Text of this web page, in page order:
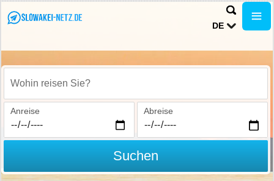
DE
Wohin reisen Sie?
Anreise Abreise
Suchen